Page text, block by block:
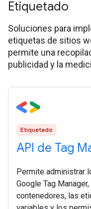
Etiquetado
Soluciones para
etiquetas de sitios
permite una
publicidad y la
Etiquetado
API de Tag
Permite administrar
Google Tag
contenedores, las